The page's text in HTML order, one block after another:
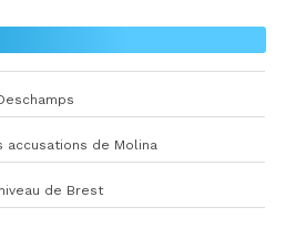
accusations de Molina
de Brest